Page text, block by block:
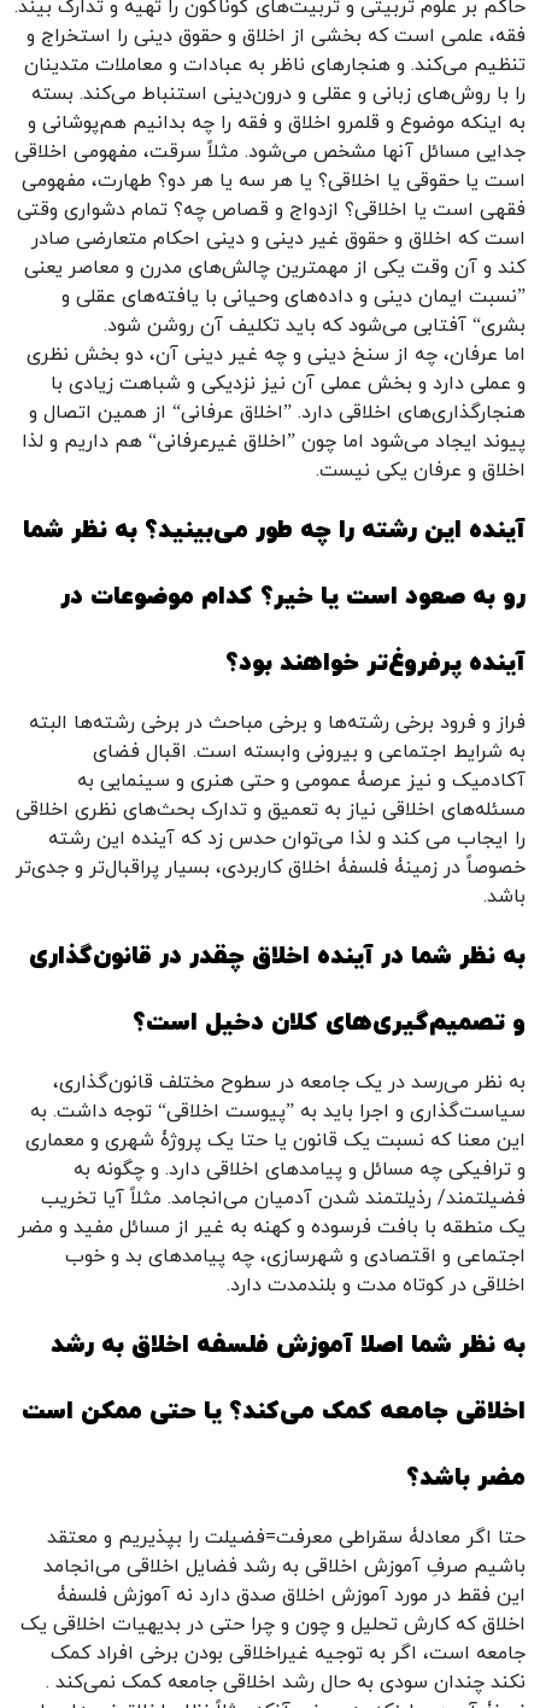
حاکم بر علوم تربیتی و تربیت‌های گوناگون را تهیه و تدارک بیند.
فقه، علمی است که بخشی از اخلاق و حقوق دینی را استخراج و
تنظیم می‌کند. و هنجارهای ناظر به عبادات و معاملات متدینان
را با روش‌های زبانی و عقلی و درون‌دینی استنباط می‌کند. بسته
به اینکه موضوع و قلمرو اخلاق و فقه را چه بدانیم هم‌پوشانی و
جدایی مسائل آنها مشخص می‌شود. مثلاً سرقت، مفهومی اخلاقی
است یا حقوقی یا اخلاقی؟ یا هر سه یا هر دو؟ طهارت، مفهومی
فقهی است یا اخلاقی؟ ازدواج و قصاص چه؟ تمام دشواری وقتی
است که اخلاق و حقوق غیر دینی و دینی احکام متعارضی صادر
کند و آن وقت یکی از مهمترین چالش‌های مدرن و معاصر یعنی
”نسبت ایمان دینی و داده‌های وحیانی با یافته‌های عقلی و
بشری“ آفتابی می‌شود که باید تکلیف آن روشن شود.
اما عرفان، چه از سنخ دینی و چه غیر دینی آن، دو بخش نظری
و عملی دارد و بخش عملی آن نیز نزدیکی و شباهت زیادی با
هنجارگذاری‌های اخلاقی دارد. ”اخلاق عرفانی“ از همین اتصال و
پیوند ایجاد می‌شود اما چون ”اخلاق غیرعرفانی“ هم داریم و لذا
اخلاق و عرفان یکی نیست.
آینده این رشته را چه طور می‌بینید؟ به نظر شما
رو به صعود است یا خیر؟ کدام موضوعات در
آینده پرفروغ‌تر خواهند بود؟
فراز و فرود برخی رشته‌ها و برخی مباحث در برخی رشته‌ها البته
به شرایط اجتماعی و بیرونی وابسته است. اقبال فضای
آکادمیک و نیز عرصۀ عمومی و حتی هنری و سینمایی به
مسئله‌های اخلاقی نیاز به تعمیق و تدارک بحث‌های نظری اخلاقی
را ایجاب می کند و لذا می‌توان حدس زد که آینده این رشته
خصوصاً در زمینۀ فلسفۀ اخلاق کاربردی، بسیار پراقبال‌تر و جدی‌تر
باشد.
به نظر شما در آینده اخلاق چقدر در قانون‌گذاری
و تصمیم‌گیری‌های کلان دخیل است؟
به نظر می‌رسد در یک جامعه در سطوح مختلف قانون‌گذاری،
سیاست‌گذاری و اجرا باید به ”پیوست اخلاقی“ توجه داشت. به
این معنا که نسبت یک قانون یا حتا یک پروژۀ شهری و معماری
و ترافیکی چه مسائل و پیامدهای اخلاقی دارد. و چگونه به
فضیلتمند/ رذیلتمند شدن آدمیان می‌انجامد. مثلاً آیا تخریب
یک منطقه با بافت فرسوده و کهنه به غیر از مسائل مفید و مضر
اجتماعی و اقتصادی و شهرسازی، چه پیامدهای بد و خوب
اخلاقی در کوتاه مدت و بلندمدت دارد.
به نظر شما اصلا آموزش فلسفه اخلاق به رشد
اخلاقی جامعه کمک می‌کند؟ یا حتی ممکن است
مضر باشد؟
حتا اگر معادلۀ سقراطی معرفت=فضیلت را بپذیریم و معتقد
باشیم صرفِ آموزش اخلاقی به رشد فضایل اخلاقی می‌انجامد
این فقط در مورد آموزش اخلاق صدق دارد نه آموزش فلسفۀ
اخلاق که کارش تحلیل و چون و چرا حتی در بدیهیات اخلاقی یک
جامعه است، اگر به توجیه غیراخلاقی بودن برخی افراد کمک
نکند چندان سودی به حال رشد اخلاقی جامعه کمک نمی‌کند .